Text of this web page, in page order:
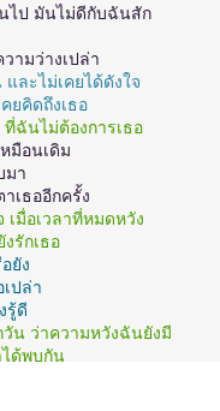
ไป มันไม่ดีกับฉันสัก
ามว่างเปล่า
ละไม่เคยได้ดังใจ
ยคิดถึงเธอ
ฉันไม่ต้องการเธอ
มือนเดิม
มา
เธออีกครั้ง
เมื่อเวลาที่หมดหวัง
รักเธอ
ยัง
ปล่า
รู้ดี
น ว่าความหวังฉันยังมี
ได้พบกัน